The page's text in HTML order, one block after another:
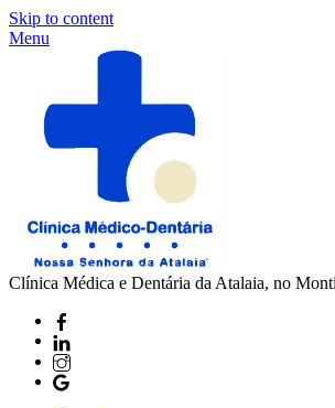
Skip to content
Menu
Clínica Médica e Dentária da Atalaia, no